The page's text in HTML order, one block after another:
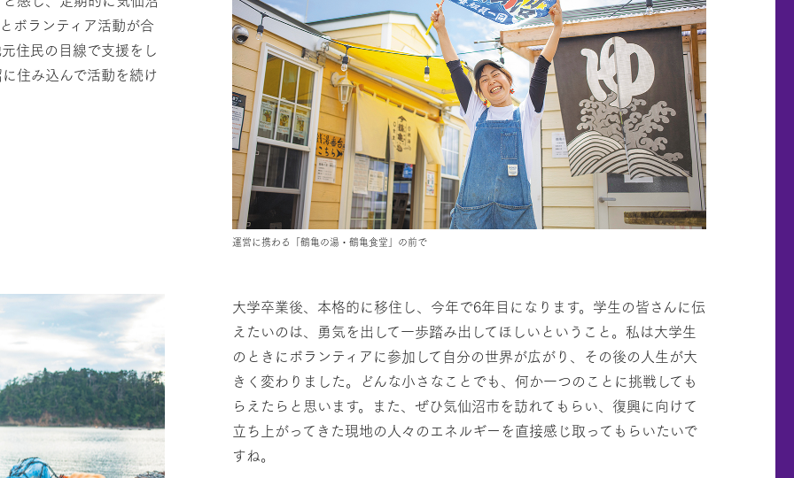
運営に携わる「鶴亀の湯・鶴亀食堂」の前で
ボランティア活動が合
住民の目線で支援をし
住み込んで活動を続け
大学卒業後、本格的に移住し、今年で6年目になります。学生の皆さんに伝
えたいのは、勇気を出して一歩踏み出してほしいということ。私は大学生
のときにボランティアに参加して自分の世界が広がり、その後の人生が大
きく変わりました。どんな小さなことでも、何か一つのことに挑戦しても
らえたらと思います。また、ぜひ気仙沼市を訪れてもらい、復興に向けて
立ち上がってきた現地の人々のエネルギーを直接感じ取ってもらいたいで
すね。